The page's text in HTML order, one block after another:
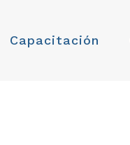
Capacitación